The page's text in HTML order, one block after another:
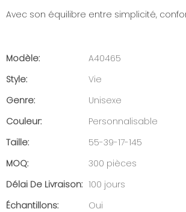
Avec son équilibre entre simplicité,
Modèle:
A40465
Style:
Vie
Genre:
Unisexe
Couleur:
Personnalisable
Taille:
55-39-17-145
MOQ:
300 pièces
Délai De Livraison: 100 jours
Échantillons:
Oui